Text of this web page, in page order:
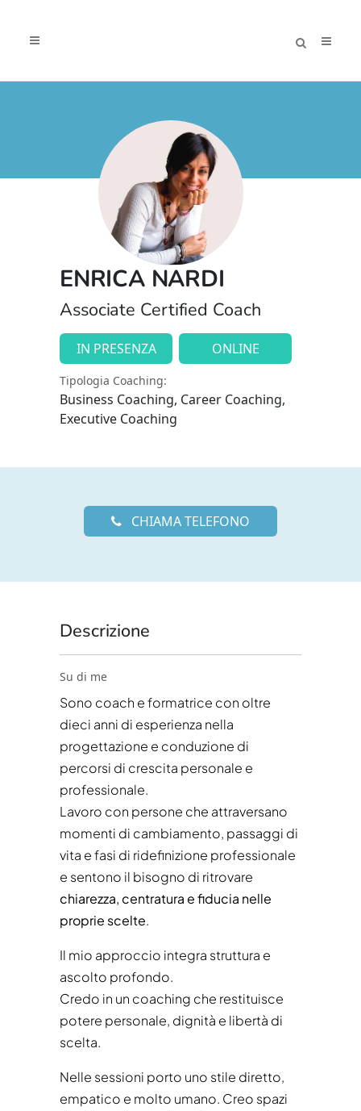
ENRICA NARDI
Associate Certified Coach
IN PRESENZA ONLINE
Tipologia Coaching:
Business Coaching, Career Coaching,
Executive Coaching
CHIAMA TELEFONO
Descrizione
Su di me
Sono coach e formatrice con oltre
dieci anni di esperienza nella
progettazione e conduzione di
percorsi di crescita personale e
professionale.
Lavoro con persone che attraversano
momenti di cambiamento, passaggi di
vita e fasi di ridefinizione professionale
e sentono il bisogno di ritrovare
chiarezza, centratura e fiducia nelle
proprie scelte.
Il mio approccio integra struttura e
ascolto profondo.
Credo in un coaching che restituisce
potere personale, dignità e libertà di
scelta.
Nelle sessioni porto uno stile diretto,
empatico e molto umano. Creo spazi